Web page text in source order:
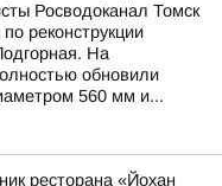
Росводоканал Томск
реконструкции
На
обновили
560 мм и...
ресторана «Йохан